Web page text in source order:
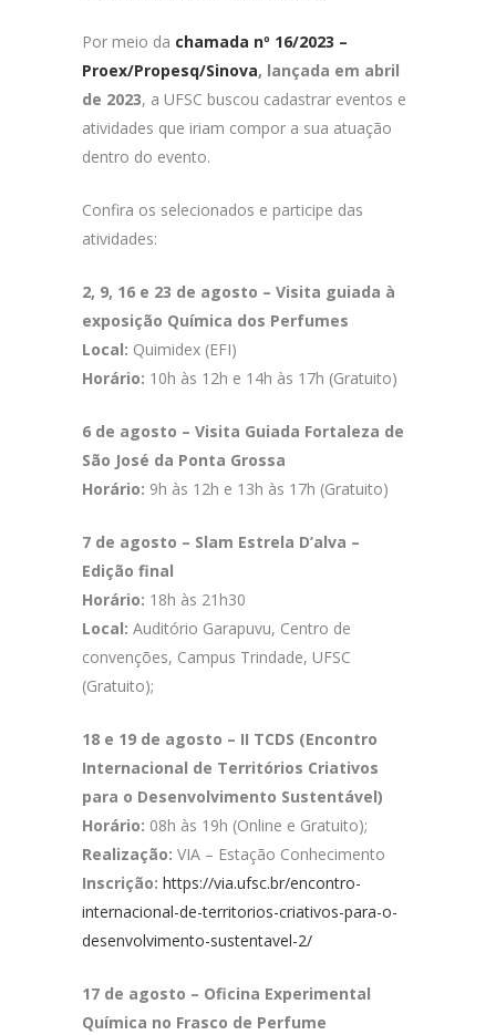
Por meio da chamada nº 16/2023 –
Proex/Propesq/Sinova, lançada em abril
de 2023, a UFSC buscou cadastrar eventos e
atividades que iriam compor a sua atuação
dentro do evento.
Confira os selecionados e participe das
atividades:
2, 9, 16 e 23 de agosto – Visita guiada à
exposição Química dos Perfumes
Local: Quimidex (EFI)
Horário: 10h às 12h e 14h às 17h (Gratuito)
6 de agosto – Visita Guiada Fortaleza de
São José da Ponta Grossa
Horário: 9h às 12h e 13h às 17h (Gratuito)
7 de agosto – Slam Estrela D’alva –
Edição final
Horário: 18h às 21h30
Local: Auditório Garapuvu, Centro de
convenções, Campus Trindade, UFSC
(Gratuito);
18 e 19 de agosto – ​II TCDS (Encontro
Internacional de Territórios Criativos
para o Desenvolvimento Sustentável)
Horário: 08h às 19h (Online e Gratuito);
Realização: VIA – Estação Conhecimento
Inscrição: https://via.ufsc.br/encontro-
internacional-de-territorios-criativos-para-o-
desenvolvimento-sustentavel-2/
17 de agosto – Oficina Experimental
Química no Frasco de Perfume